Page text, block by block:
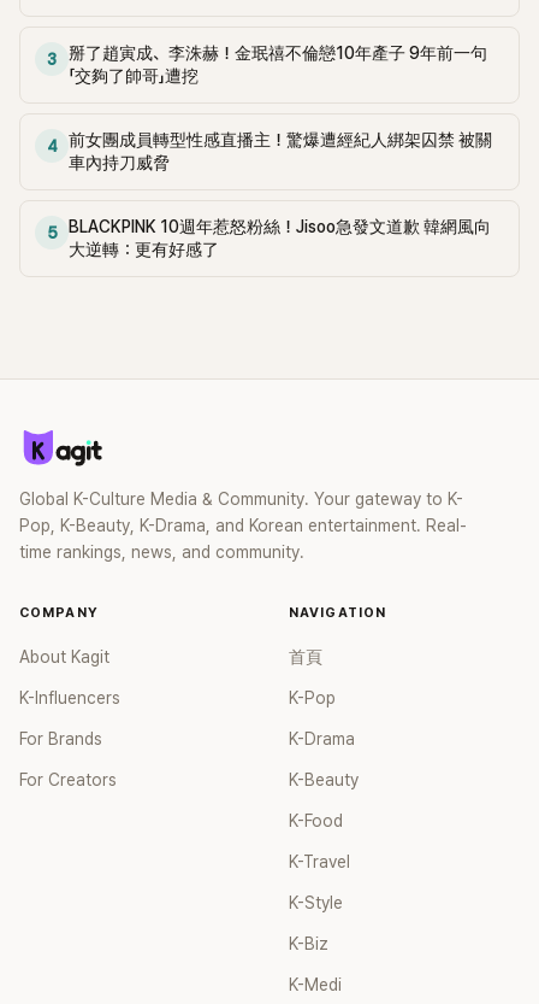
3
掰了趙寅成、李洙赫！金珉禧不倫戀10年產子 9年前一句
「交夠了帥哥」遭挖
4
前女團成員轉型性感直播主！驚爆遭經紀人綁架囚禁 被關
車內持刀威脅
5
BLACKPINK 10週年惹怒粉絲！Jisoo急發文道歉 韓網風向
大逆轉：更有好感了
Global K-Culture Media & Community. Your gateway to K-
Pop, K-Beauty, K-Drama, and Korean entertainment. Real-
time rankings, news, and community.
COMPANY
About Kagit
K-Influencers
For Brands
For Creators
NAVIGATION
首頁
K-Pop
K-Drama
K-Beauty
K-Food
K-Travel
K-Style
K-Biz
K-Medi